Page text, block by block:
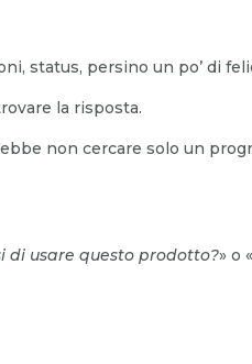
status, persino un po’ di
la risposta.
non cercare solo un
di usare questo prodotto?» o